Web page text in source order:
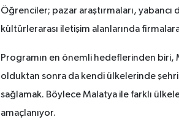
Öğrenciler; pazar araştırmaları,
kültürlerarası iletişim alanlarında
Programın en önemli hedeflerinden
olduktan sonra da kendi ülkelerinde
sağlamak. Böylece Malatya ile farklı
amaçlanıyor.